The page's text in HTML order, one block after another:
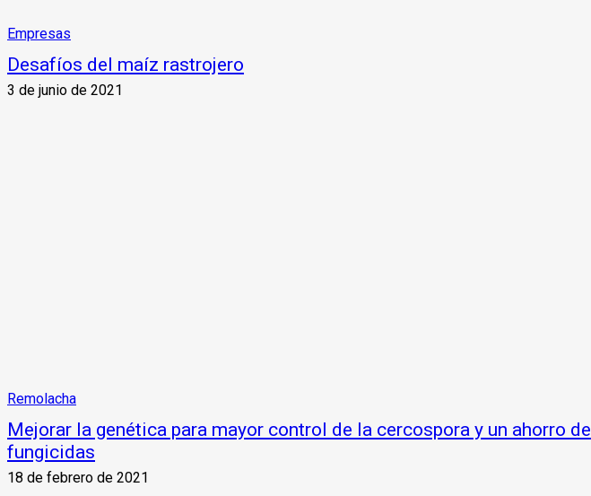
Empresas
Desafíos del maíz rastrojero
3 de junio de 2021
Remolacha
Mejorar la genética para mayor control de la cercospora y un ahorro de
fungicidas
18 de febrero de 2021